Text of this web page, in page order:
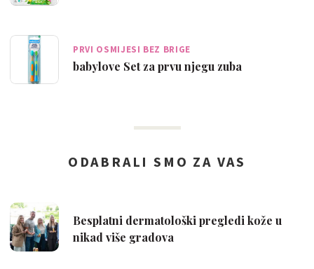
PRVI OSMIJESI BEZ BRIGE
babylove Set za prvu njegu zuba